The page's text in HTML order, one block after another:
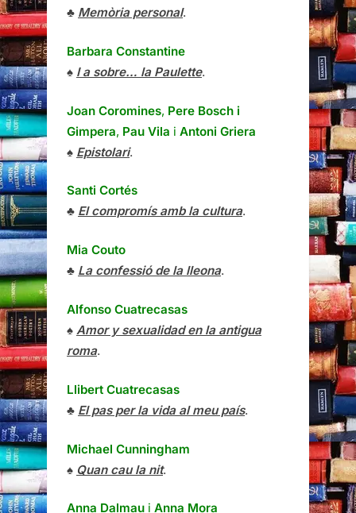
♣ Memòria personal.
Barbara Constantine
♠ I a sobre… la Paulette.
Joan Coromines, Pere Bosch i
Gimpera, Pau Vila i Antoni Griera
♠ Epistolari.
Santi Cortés
♣ El compromís amb la cultura.
Mia Couto
♣ La confessió de la lleona.
Alfonso Cuatrecasas
♠ Amor y sexualidad en la antigua
roma.
Llibert Cuatrecasas
♣ El pas per la vida al meu país.
Michael Cunningham
♠ Quan cau la nit.
Anna Dalmau i Anna Mora